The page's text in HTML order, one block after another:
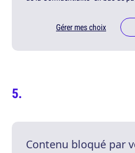
Gérer mes choix
Contenu bloqué par